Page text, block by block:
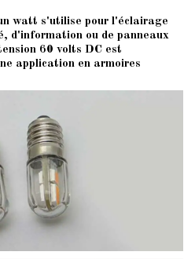
watt s'utilise pour l'éclairage
d'information ou de panneaux
60 volts DC est
application en armoires